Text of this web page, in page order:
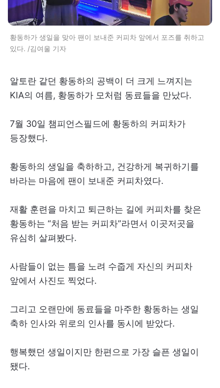
황동하가 생일을 맞아 팬이 보내준 커피차 앞에서 포즈를 취하고
있다. /김여울 기자
알토란 같던 황동하의 공백이 더 크게 느껴지는
KIA의 여름, 황동하가 모처럼 동료들을 만났다.
7월 30일 챔피언스필드에 황동하의 커피차가
등장했다.
황동하의 생일을 축하하고, 건강하게 복귀하기를
바라는 마음에 팬이 보내준 커피차였다.
재활 훈련을 마치고 퇴근하는 길에 커피차를 찾은
황동하는 “처음 받는 커피차”라면서 이곳저곳을
유심히 살펴봤다.
사람들이 없는 틈을 노려 수줍게 자신의 커피차
앞에서 사진도 찍었다.
그리고 오랜만에 동료들을 마주한 황동하는 생일
축하 인사와 위로의 인사를 동시에 받았다.
행복했던 생일이지만 한편으로 가장 슬픈 생일이
됐다.